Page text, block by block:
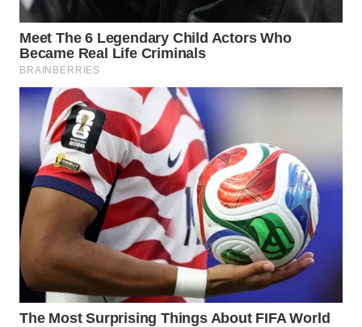
CIANJUR
WN
SERIBU
WN
TANGERANG
WN
CIREBON
WN